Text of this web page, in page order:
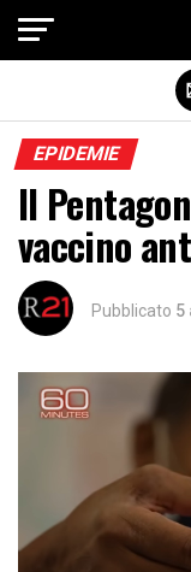
EPIDEMIE
Il
vaccino
Pubblicato 5